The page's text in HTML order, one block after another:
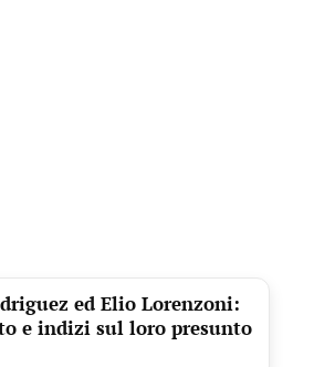
ed Elio Lorenzoni:
e indizi sul loro presunto